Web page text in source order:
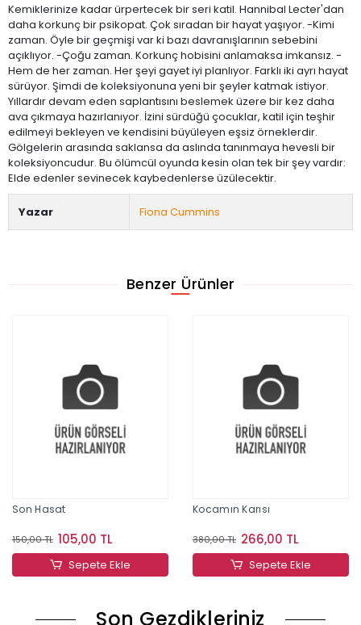
Kemiklerinize kadar ürpertecek bir seri katil. Hannibal Lecter'dan
daha korkunç bir psikopat. Çok sıradan bir hayat yaşıyor. -Kimi
zaman. Öyle bir geçmişi var ki bazı davranışlarının sebebini
açıklıyor. -Çoğu zaman. Korkunç hobisini anlamaksa imkansız. -
Hem de her zaman. Her şeyi gayet iyi planlıyor. Farklı iki ayrı hayat
sürüyor. Şimdi de koleksiyonuna yeni bir şeyler katmak istiyor.
Yıllardır devam eden saplantısını beslemek üzere bir kez daha
ava çıkmaya hazırlanıyor. İzini sürdüğü çocuklar, katil için teşhir
edilmeyi bekleyen ve kendisini büyüleyen eşsiz örneklerdir.
Gölgelerin arasında saklansa da aslında tanınmaya hevesli bir
koleksiyoncudur. Bu ölümcül oyunda kesin olan tek bir şey vardır:
Elde edenler sevinecek kaybedenlerse üzülecektir.
Yazar Fiona Cummins
Benzer Ürünler
Son Hasat
150,00 TL 105,00 TL
Sepete Ekle
Kocamın Karısı
380,00 TL 266,00 TL
Sepete Ekle
Son Gezdikleriniz